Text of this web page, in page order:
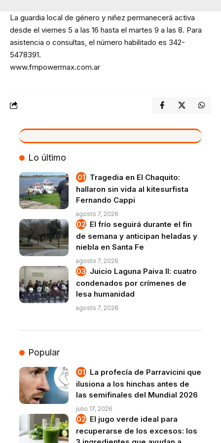
La guardia local de género y niñez permanecerá activa
desde el viernes 5 a las 16 hasta el martes 9 a las 8. Para
asistencia o consultas, el número habilitado es 342-
5478391.
www.fmpowermax.com.ar
VIVO
Lo último
Tragedia en El Chaquito:
hallaron sin vida al kitesurfista
Fernando Cappi
agosto 7, 2026
El frío seguirá durante el fin
de semana y anticipan heladas y
niebla en Santa Fe
agosto 7, 2026
Juicio Laguna Paiva II: cuatro
condenados por crímenes de
lesa humanidad
agosto 7, 2026
Popular
La profecía de Parravicini que
ilusiona a los hinchas antes de
las semifinales del Mundial 2026
julio 17, 2026
El jugo verde ideal para
recuperarse de los excesos: los